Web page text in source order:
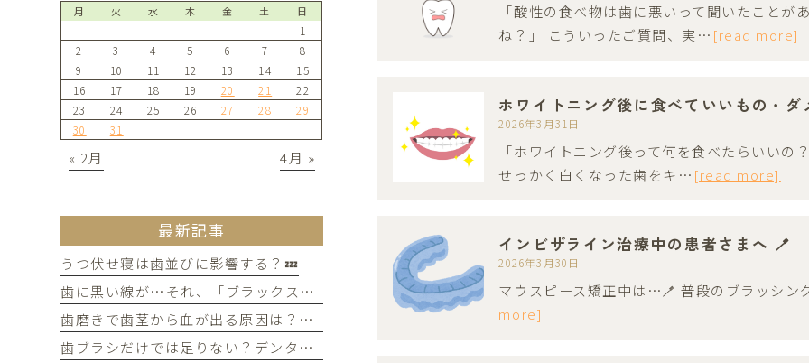
「酸性の食べ物は歯に悪いって聞いたこと
ね？」 こういったご質問、実… [read more]
ホワイトニング後に食べていいもの・ダ
2026年3月31日
「ホワイトニング後って何を食べたらいい
せっかく白くなった歯をキ… [read more]
インビザライン治療中の患者さまへ 🪥
2026年3月30日
マウスピース矯正中は⋯🪥 普段のブラッシ
more]
月 火 水 木 金 土 日
1
2
3 4 5 6 7
8
9
10 11 12 13 14
15
16
17 18 19 20 21
22
23
24 25 26 27 28
29
30
31
« 2月 4月 »
最新記事
うつ伏せ寝は歯並びに影響する？💤
歯に黒い線が…それ、「ブラックステイン」かもしれません！
歯磨きで歯茎から血が出る原因は？痛みがなくても受診すべき判断基準
歯ブラシだけでは足りない？デンタルフロスを使うメリット